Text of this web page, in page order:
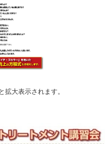
拡大表示されます。